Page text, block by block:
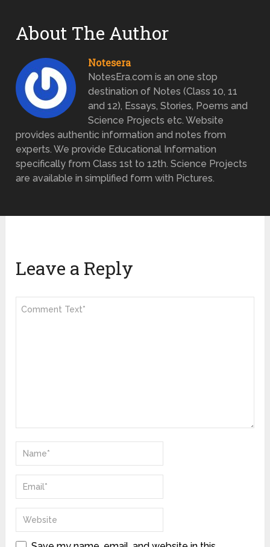
About The Author
Notesera
NotesEra.com is an one stop
destination of Notes (Class 10, 11
and 12), Essays, Stories, Poems and
Science Projects etc. Website
provides authentic information and notes from
experts. We provide Educational Information
specifically from Class 1st to 12th. Science Projects
are available in simplified form with Pictures.
Leave a Reply